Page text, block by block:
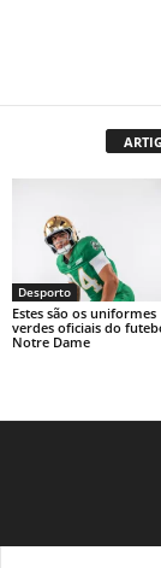
Desporto
Estes são os uniformes
verdes oficiais do
Notre Dame